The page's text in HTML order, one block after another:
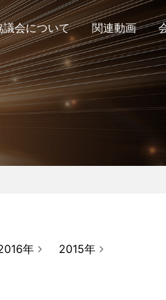
議会について
案内＆お問合
アクセスマッ
関連動画
年
2015年